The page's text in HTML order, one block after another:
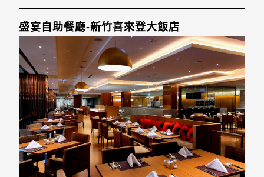
盛宴自助餐廳-新竹喜來登大飯店